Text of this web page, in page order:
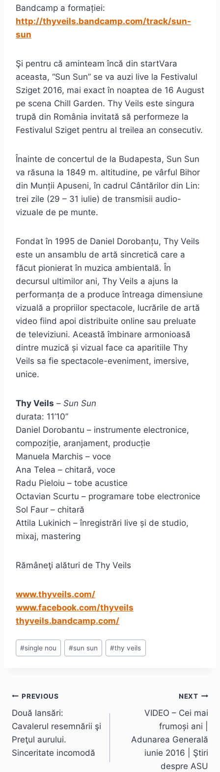
Bandcamp a formației:
http://thyveils.bandcamp.com/track/sun-
sun
Şi pentru că aminteam încă din startVara
aceasta, “Sun Sun” se va auzi live la Festivalul
Sziget 2016, mai exact în noaptea de 16 August
pe scena Chill Garden. Thy Veils este singura
trupă din România invitată să performeze la
Festivalul Sziget pentru al treilea an consecutiv.
Înainte de concertul de la Budapesta, Sun Sun
va răsuna la 1849 m. altitudine, pe vârful Bihor
din Munții Apuseni, în cadrul Cântărilor din Lin:
trei zile (29 – 31 iulie) de transmisii audio-
vizuale de pe munte.
Fondat în 1995 de Daniel Dorobanțu, Thy Veils
este un ansamblu de artă sincretică care a
făcut pionierat în muzica ambientală. În
decursul ultimilor ani, Thy Veils a ajuns la
performanța de a produce întreaga dimensiune
vizuală a propriilor spectacole, lucrările de artă
video fiind apoi distribuite online sau preluate
de televiziuni. Această îmbinare armonioasă
dintre muzică și vizual face ca aparitiile Thy
Veils sa fie spectacole-eveniment, imersive,
unice.
Thy Veils – Sun Sun
durata: 11’10’’
Daniel Dorobantu – instrumente electronice,
compoziție, aranjament, producție
Manuela Marchis – voce
Ana Telea – chitară, voce
Radu Pieloiu – tobe acustice
Octavian Scurtu – programare tobe electronice
Sol Faur – chitară
Attila Lukinich – înregistrări live și de studio,
mixaj, mastering
Rămâneţi alături de Thy Veils
www.thyveils.com/
www.facebook.com/thyveils
thyveils.bandcamp.com/
Post
Tags:
#single nou #sun sun #thy veils
Post
navigation
PREVIOUS
Două lansări:
Cavalerul resemnării şi
Preţul aurului.
Sinceritate incomodă
NEXT
VIDEO – Cei mai
frumoși ani |
Adunarea Generală
iunie 2016 | Ştiri
despre ASU